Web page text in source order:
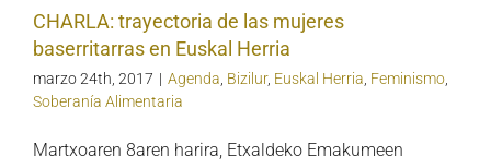
CHARLA: trayectoria de las mujeres
baserritarras en Euskal Herria
marzo 24th, 2017 | Agenda Bizilur, Euskal Herria Feminismo
Soberanía Alimentaria
Martxoaren 8aren harira, Etxaldeko Emakumeen